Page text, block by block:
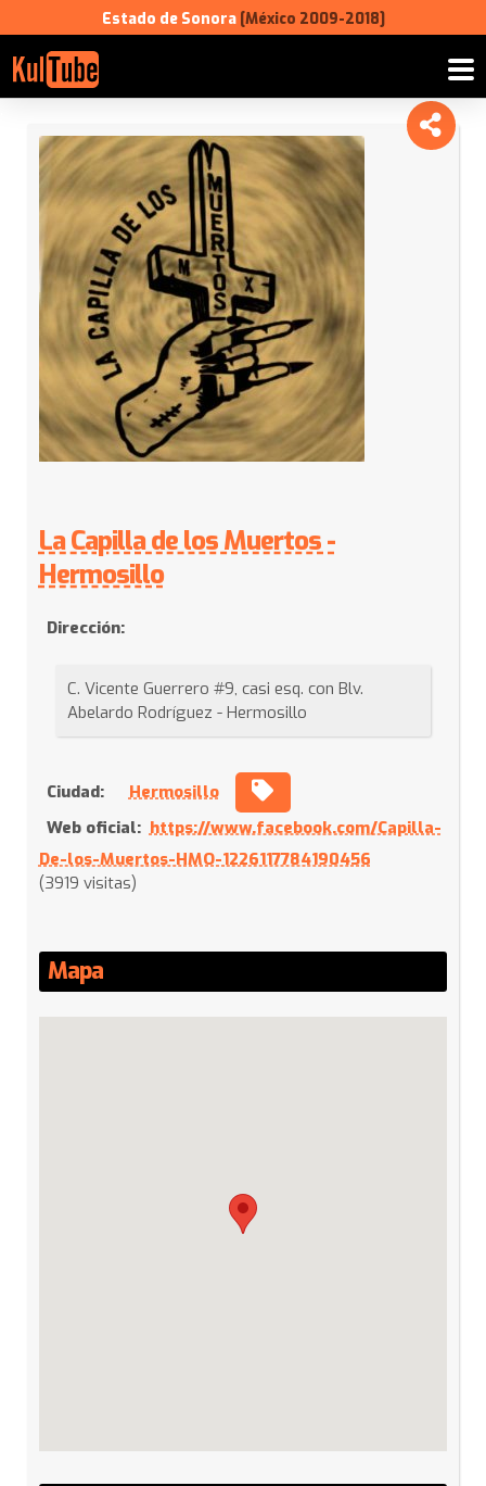
Estado de Sonora [México 2009-2018]
Capilla
Muertos
Hermosillo
La Capilla de los Muertos -
Hermosillo
Dirección:
C. Vicente Guerrero #9, casi esq. con Blv.
Abelardo Rodríguez - Hermosillo
Ciudad:
Hermosillo
Web oficial: https://www.facebook.com/Capilla-
De-los-Muertos-HMO-1226117784190456
(3919 visitas)
Mapa